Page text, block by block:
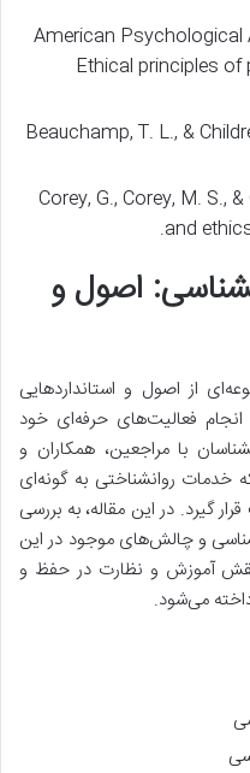
American
Ethical principles
Beauchamp, T. L., &
Corey, G., Corey, M. S.,
and
اصول و
از اصول و استانداردهایی
فعالیت‌های حرفه‌ای خود
با مراجعین، همکاران و
روانشناختی به گونه‌ای
گیرد. در این مقاله، به بررسی
و چالش‌های موجود در این
آموزش و نظارت در حفظ و
می‌شود.